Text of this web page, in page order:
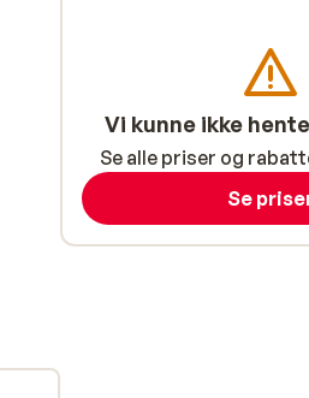
Vi kunne ikke
Se alle priser og
Se